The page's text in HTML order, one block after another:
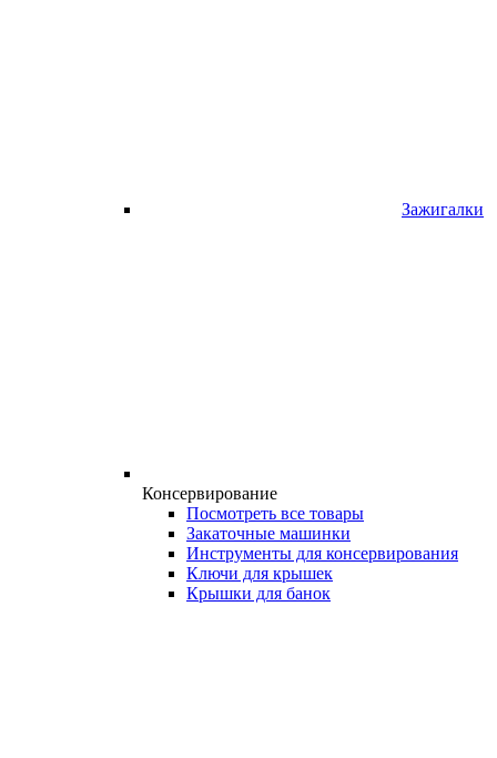
Зажигалки
Консервирование
Посмотреть все товары
Закаточные машинки
Инструменты для консервирования
Ключи для крышек
Крышки для банок